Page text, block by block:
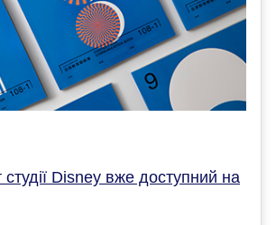
студії Disney вже доступний на